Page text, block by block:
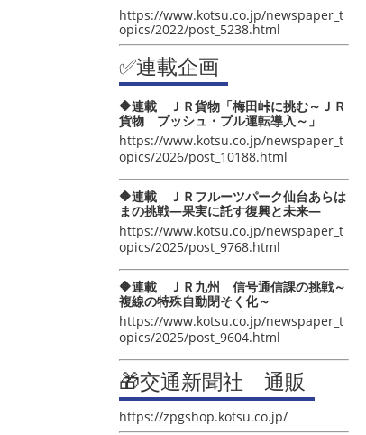
https://www.kotsu.co.jp/newspaper_t
opics/2022/post_5238.html
✅連載企画
🔶連載 ＪＲ貨物「梅田峠に挑む～ＪＲ
貨物 プッシュ・プル運転導入～」
https://www.kotsu.co.jp/newspaper_t
opics/2026/post_10188.html
🔶連載 ＪＲフルーツパーク仙台あらは
まの挑戦―果実に託す復興と未来―
https://www.kotsu.co.jp/newspaper_t
opics/2025/post_9768.html
🔶連載 ＪＲ九州 信号通信課の挑戦～
複線の特殊自動閉そく化～
https://www.kotsu.co.jp/newspaper_t
opics/2025/post_9604.html
🎁交通新聞社 通販
https://zpgshop.kotsu.co.jp/